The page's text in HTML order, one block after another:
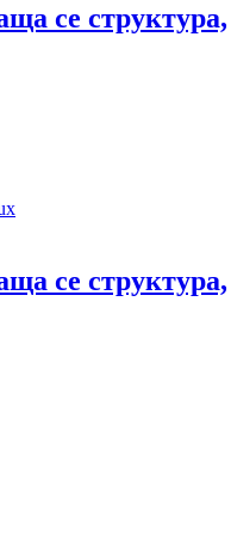
се структура,
се структура,